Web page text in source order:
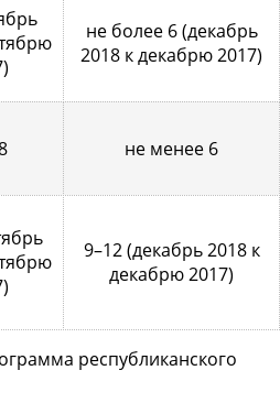
не более 6 (декабрь
2018 к декабрю 2017)
не менее 6
9–12 (декабрь 2018 к
декабрю 2017)
республиканского